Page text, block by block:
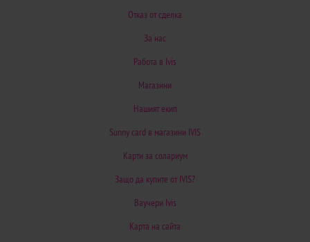
Отказ от сделка
За нас
Работа в Ivis
Магазини
Нашият екип
Sunny card в магазини IVIS
Карти за солариум
Защо да купите от IVIS?
Ваучери Ivis
Карта на сайта